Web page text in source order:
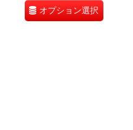
オプション選択